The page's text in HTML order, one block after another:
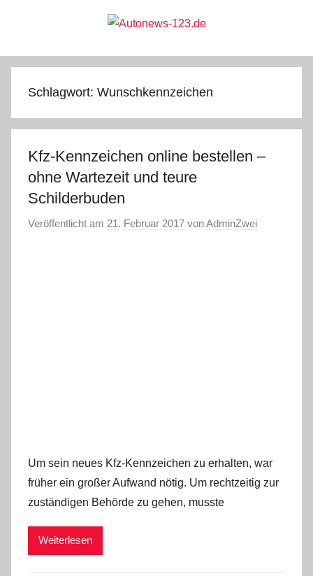
Autonews-
123.de
Schlagwort: Wunschkennzeichen
Kfz-Kennzeichen online bestellen –
ohne Wartezeit und teure
Schilderbuden
Veröffentlicht am 21. Februar 2017 vonAdminZwei
Um sein neues Kfz-Kennzeichen zu erhalten, war
früher ein großer Aufwand nötig. Um rechtzeitig zur
zuständigen Behörde zu gehen, musste
Weiterlesen